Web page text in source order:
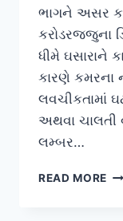
ભાગને અસર
કરોડરજ્જુના
ધીમે ઘસારાને
કારણે કમરના
લવચીકતામાં
અથવા
લમ્બર…
READ MORE